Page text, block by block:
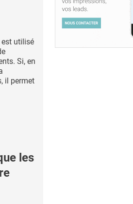
est utilisé
Si, en
il permet
les